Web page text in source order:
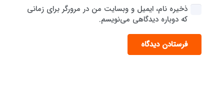
ذخیره نام، ایمیل و وبسایت من در مرورگر برای زمانی
که دوباره دیدگاهی می‌نویسم.
فرستادن دیدگاه